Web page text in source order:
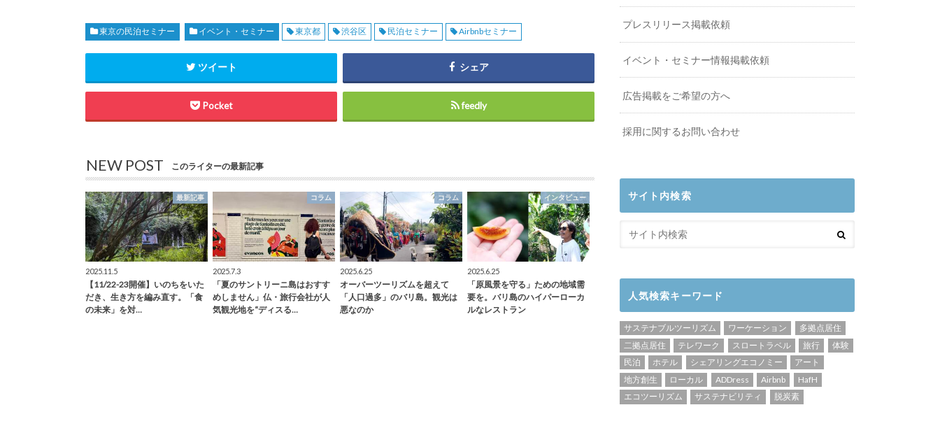
東京の民泊セミナー イベント・セミナー 東京都 渋谷区 民泊セミナー Airbnbセミナー
ツイート シェア
Pocket feedly
NEW POST このライターの最新記事
最新記事
2025.11.5
【11/22-23開催】いのちをいた
だき、生き方を編み直す。「食
の未来」を対…
コラム
2025.7.3
「夏のサントリーニ島はおすす
めしません」仏・旅行会社が人
気観光地を“ディスる…
コラム
2025.6.25
オーバーツーリズムを超えて
「人口過多」のバリ島。観光は
悪なのか
インタビュー
2025.6.25
「原風景を守る」ための地域需
要を。バリ島のハイパーローカ
ルなレストラン
プレスリリース掲載依頼
イベント・セミナー情報掲載依頼
広告掲載をご希望の方へ
採用に関するお問い合わせ
サイト内検索
人気検索キーワード
サステナブルツーリズム ワーケーション
多拠点居住
二拠点居住
テレワーク スロートラベル 旅行
体験
民泊
ホテル シェアリングエコノミー
アート
地方創生
ローカル ADDress Airbnb
HafH
エコツーリズム
サステナビリティ 脱炭素